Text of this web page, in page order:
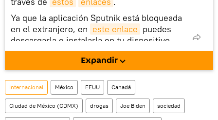
Ya que la aplicación Sputnik está bloqueada
en el extranjero, en este enlace puedes
descargarla e instalarla en tu dispositivo
móvil (¡solo para Android!).
También tenemos una cuenta en la red
social rusa VK .
Expandir
Internacional México EEUU Canadá
Ciudad de México (CDMX) drogas Joe Biden sociedad